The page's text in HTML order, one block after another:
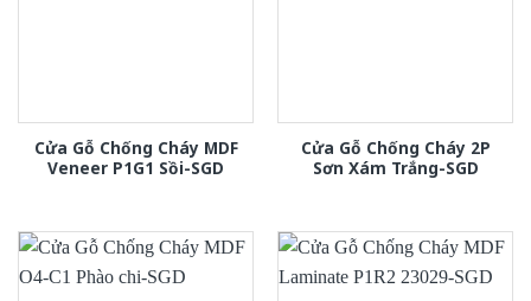
Cửa Gỗ Chống Cháy MDF
Veneer P1G1 Sồi-SGD
Cửa Gỗ Chống Cháy 2P
Sơn Xám Trắng-SGD